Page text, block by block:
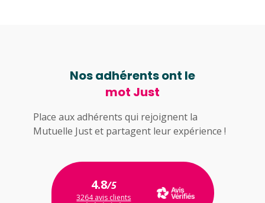
Nos adhérents ont le
mot Just
Place aux adhérents qui rejoignent la
Mutuelle Just et partagent leur expérience !
4.8/5
3264 avis clients